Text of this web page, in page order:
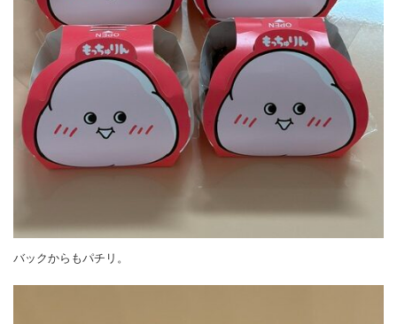
バックからもパチリ。